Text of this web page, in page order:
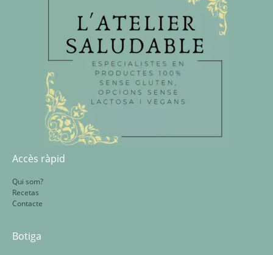
Accès ràpid
Qui som?
Recetas
Contacte
Botiga